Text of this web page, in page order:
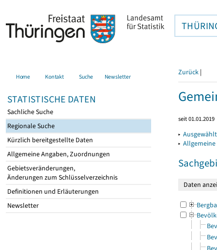
Home Kontakt Suche Newsletter
STATISTISCHE DATEN
Sachliche Suche
Regionale Suche
Kürzlich bereitgestellte Daten
Allgemeine Angaben, Zuordnungen
Gebietsveränderungen,
Änderungen zum Schlüsselverzeichnis
Definitionen und Erläuterungen
Newsletter
Zurück |
seit 01.01.2019
▸
▸